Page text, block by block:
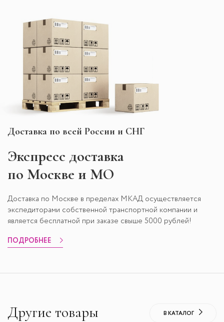
Доставка по всей России и СНГ
Экспресс доставка
по Москве и МО
Доставка по Москве в пределах МКАД осуществляется
экспедиторами собственной транспортной компании и
является бесплатной при заказе свыше 5000 рублей!
ПОДРОБНЕЕ
Другие товары В КАТАЛОГ